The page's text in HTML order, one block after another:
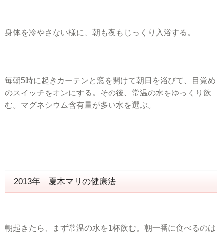
身体を冷やさない様に、朝も夜もじっくり入浴する。
毎朝5時に起きカーテンと窓を開けて朝日を浴びて、目覚め
のスイッチをオンにする。その後、常温の水をゆっくり飲
む。マグネシウム含有量が多い水を選ぶ。
2013年 夏木マリの健康法
朝起きたら、まず常温の水を1杯飲む。朝一番に食べるのは